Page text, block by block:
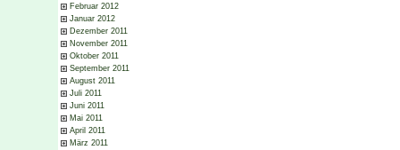
Februar 2012
Januar 2012
Dezember 2011
November 2011
Oktober 2011
September 2011
August 2011
Juli 2011
Juni 2011
Mai 2011
April 2011
März 2011